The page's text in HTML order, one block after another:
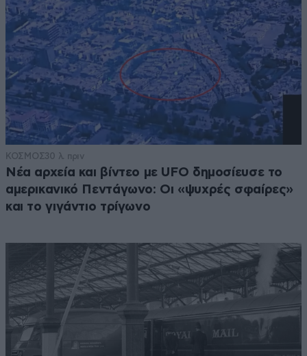
ΚΟΣΜΟΣ30 λ. πριν
Νέα αρχεία και βίντεο με UFO δημοσίευσε το
αμερικανικό Πεντάγωνο: Οι «ψυχρές σφαίρες»
και το γιγάντιο τρίγωνο